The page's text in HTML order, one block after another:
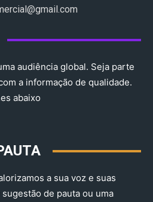
audiência global. Seja parte
a informação de qualidade.
abaixo
a sua voz e suas
de pauta ou uma